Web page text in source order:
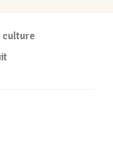
culture